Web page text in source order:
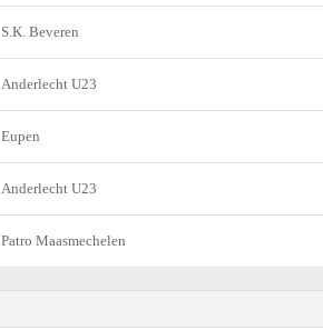
S.K. Beveren
Anderlecht U23
Eupen
Anderlecht U23
Patro Maasmechelen